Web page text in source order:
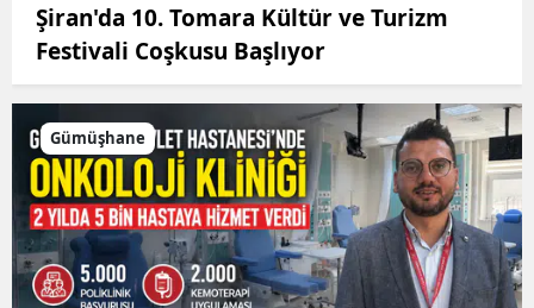
Şiran'da 10. Tomara Kültür ve Turizm
Festivali Coşkusu Başlıyor
Gümüşhane